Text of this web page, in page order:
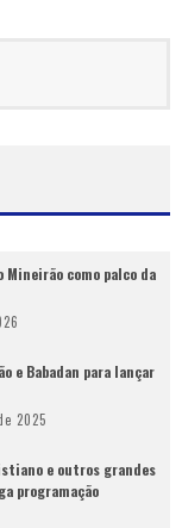
Mineirão como palco da
e Babadan para lançar
2025
e outros grandes
programação